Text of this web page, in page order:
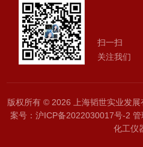
扫一扫
关注我们
版权所有 © 2026 上海韬世实业发
案号：沪ICP备2022030017号-2 管
化工仪